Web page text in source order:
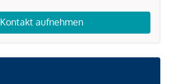
Kontakt aufnehmen